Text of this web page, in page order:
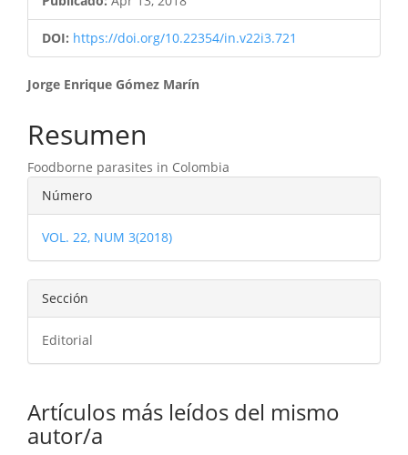
DOI: https://doi.org/10.22354/in.v22i3.721
Contenido
principal
del
artículo
Jorge Enrique Gómez Marín
Resumen
Foodborne parasites in Colombia
Detalles
del
artículo
Número
VOL. 22, NUM 3(2018)
Sección
Editorial
Artículos más leídos del mismo
autor/a